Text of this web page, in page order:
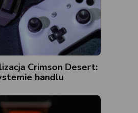
Crimson Desert:
handlu